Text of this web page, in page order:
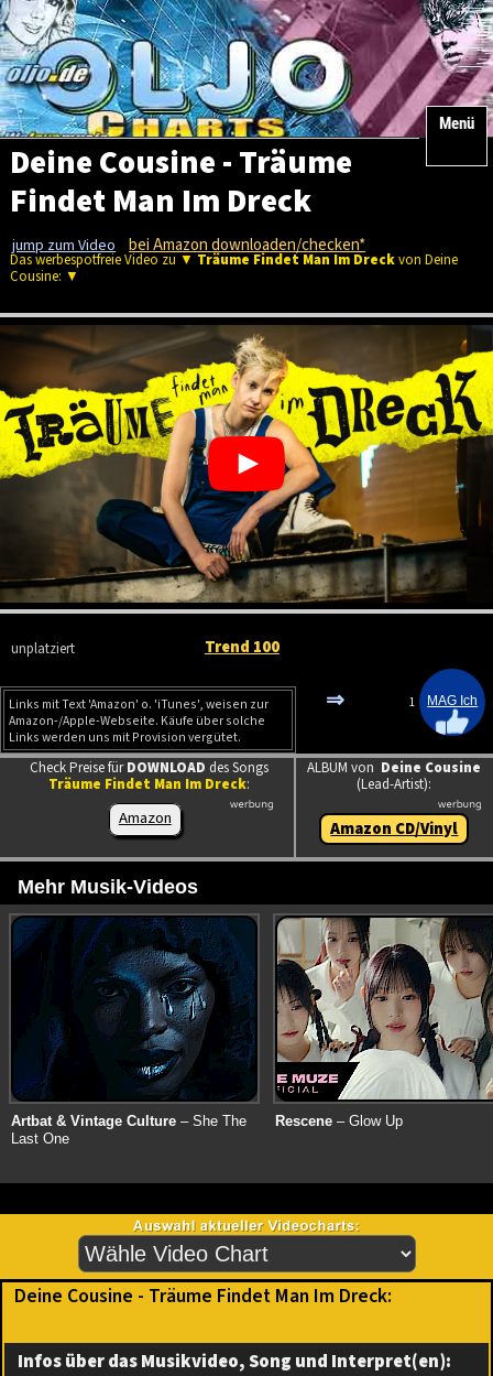
Menü
Deine Cousine - Träume
Findet Man Im Dreck
jump zum Video bei Amazon downloaden/checken*
Das werbespotfreie Video zu ▼ Träume Findet Man Im Dreckvon Deine
Cousine: ▼
unplatziert Trend 100
Links mit Text 'Amazon' o. 'iTunes', weisen zur
Amazon-/Apple-Webseite. Käufe über solche
Links werden uns mit Provision vergütet.
⇒ 1
Check Preise fürDOWNLOAD des Songs
Träume Findet Man Im Dreck:
Amazon
ALBUM von Deine Cousine
(Lead-Artist):
Amazon CD/Vinyl
Mehr Musik-Videos
Artbat & Vintage Culture – She The
Last One
Rescene – Glow Up
Deine Cousine - Träume Findet Man Im Dreck:
Infos über das Musikvideo, Song und Interpret(en):